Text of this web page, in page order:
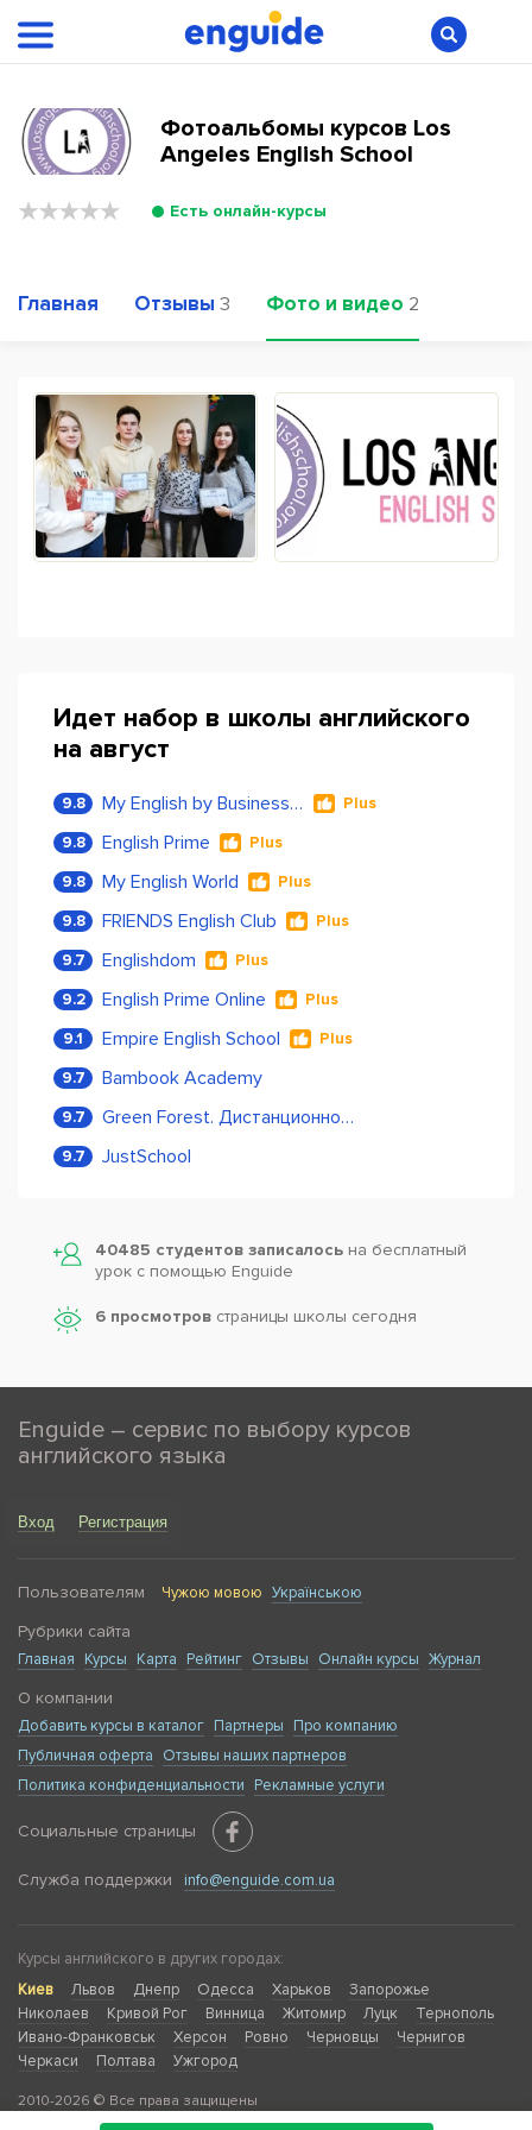
Фотоальбомы курсов Los
Angeles English School
Есть онлайн-курсы
Главная Отзывы 3 Фото и видео 2
Идет набор в школы английского
на август
9.8 My English by Business Language Plus
9.8 English Prime Plus
9.8 My English World Plus
9.8 FRIENDS English Club Plus
9.7 Englishdom Plus
9.2 English Prime Online Plus
9.1 Empire English School Plus
9.7 Bambook Academy
9.7 Green Forest. Дистанционное обучение
9.7 JustSchool
40485 студентов записалось на бесплатный
урок с помощью Enguide
6 просмотров страницы школы сегодня
Enguide – сервис по выбору курсов
английского языка
Вход Регистрация
Пользователям Чужою мовою Українською
Рубрики сайта
Главная Курсы Карта Рейтинг Отзывы Онлайн курсы Журнал
О компании
Добавить курсы в каталог Партнеры
Про компанию
Публичная оферта
Отзывы наших партнеров
Политика конфиденциальности
Рекламные услуги
Социальные страницы
Служба поддержки info@enguide.com.ua
Курсы английского в других городах:
Киев
Львов Днепр Одесса Харьков
Запорожье
Николаев
Кривой Рог Винница Житомир Луцк
Тернополь
Ивано-Франковськ
Херсон Ровно Черновцы
Чернигов
Черкаси
Полтава Ужгород
2010-2026 © Все права защищены